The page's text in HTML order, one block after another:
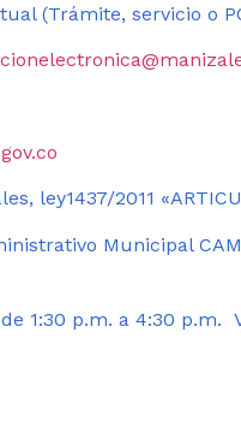
(Trámite, servicio o
ley1437/2011
Municipal
1:30 p.m. a 4:30 p.m.